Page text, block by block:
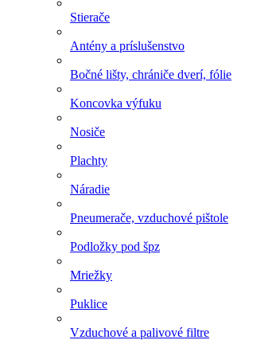
Stierače
Antény a príslušenstvo
Bočné lišty, chrániče dverí, fólie
Koncovka výfuku
Nosiče
Plachty
Náradie
Pneumerače, vzduchové pištole
Podložky pod špz
Mriežky
Puklice
Vzduchové a palivové filtre